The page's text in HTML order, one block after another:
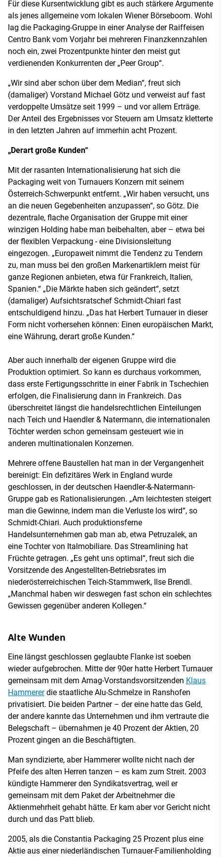
Für diese Kursentwicklung gibt es auch stärkere Argumente
als jenes allgemeine vom lokalen Wiener Börseboom. Wohl
lag die Packaging-Gruppe in einer Analyse der Raiffeisen
Centro Bank vom Vorjahr bei mehreren Finanzkennzahlen
noch ein, zwei Prozentpunkte hinter den meist gut
verdienenden Konkurrenten der „Peer Group“.
„Wir sind aber schon über dem Median“, freut sich
(damaliger) Vorstand Michael Götz und verweist auf fast
verdoppelte Umsätze seit 1999 – und vor allem Erträge.
Der Anteil des Ergebnisses vor Steuern am Umsatz kletterte
in den letzten Jahren auf immerhin acht Prozent.
„Derart große Kunden“
Mit der rasanten Internationalisierung hat sich die
Packaging weit von Turnauers Konzern mit seinem
Österreich-Schwerpunkt entfernt. „Wir haben versucht, uns
an die neuen Gegebenheiten anzupassen“, so Götz. Die
dezentrale, flache Organisation der Gruppe mit einer
winzigen Holding habe man beibehalten, aber – etwa bei
der flexiblen Verpackung - eine Divisionsleitung
eingezogen. „Europaweit nimmt die Tendenz zu Tendern
zu, man muss bei den großen Markenartiklern meist für
ganze Regionen anbieten, etwa für Frankreich, Italien,
Spanien.“ „Die Märkte haben sich geändert“, setzt
(damaliger) Aufsichtsratschef Schmidt-Chiari fast
entschuldigend hinzu. „Das hat Herbert Turnauer in dieser
Form nicht vorhersehen können: Einen europäischen Markt,
eine Währung, derart große Kunden.“
Aber auch innerhalb der eigenen Gruppe wird die
Produktion optimiert. So kann es durchaus vorkommen,
dass erste Fertigungsschritte in einer Fabrik in Tschechien
erfolgen, die Finalisierung dann in Frankreich. Das
überschreitet längst die handelsrechtlichen Einteilungen
nach Teich und Haendler & Natermann, die internationalen
Töchter werden schon gemeinsam gesteuert wie in
anderen multinationalen Konzernen.
Mehrere offene Baustellen hat man in der Vergangenheit
bereinigt: Ein defizitäres Werk in England wurde
geschlossen, in der deutschen Haendler-&-Natermann-
Gruppe gab es Rationalisierungen. „Am leichtesten steigert
man die Gewinne, indem man die Verluste los wird“, so
Schmidt-Chiari. Auch produktionsferne
Handelsunternehmen gab man ab, etwa Petruzalek, an
eine Tochter von Italmobiliare. Das Streamlining hat
Früchte getragen. „Es geht uns optimal“, freut sich die
Vorsitzende des Angestellten-Betriebsrates im
niederösterreichischen Teich-Stammwerk, Ilse Brendl.
„Manchmal haben wir deswegen fast schon ein schlechtes
Gewissen gegenüber anderen Kollegen.“
Alte Wunden
Eine längst geschlossen geglaubte Flanke ist soeben
wieder aufgebrochen. Mitte der 90er hatte Herbert Turnauer
gemeinsam mit dem Amag-Vorstandsvorsitzenden Klaus
Hammererdie staatliche Alu-Schmelze in Ranshofen
privatisiert. Die beiden Partner – der eine hatte das Geld,
der andere kannte das Unternehmen und ihm vertraute die
Belegschaft – übernahmen je 40 Prozent der Aktien, 20
Prozent gingen an die Beschäftigten.
Man syndizierte, aber Hammerer wollte nicht nach der
Pfeife des alten Herren tanzen – es kam zum Streit. 2003
kündigte Hammerer den Syndikatsvertrag, weil er
gemeinsam mit dem Paket der Arbeitnehmer die
Aktienmehrheit gehabt hätte. Er kam aber vor Gericht nicht
durch und das Patt blieb.
2005, als die Constantia Packaging 25 Prozent plus eine
Aktie aus einer niederländischen Turnauer-Familienholding